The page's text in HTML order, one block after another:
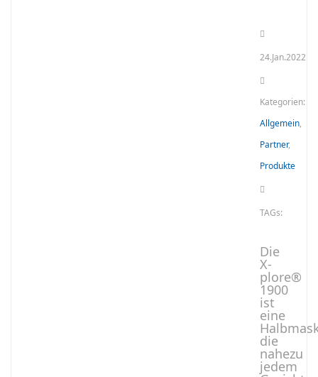
24.Jan.2022
Kategorien:
Allgemein,
Partner,
Produkte
TAGs:
Die
X-
plore®
1900
ist
eine
die
nahezu
jedem